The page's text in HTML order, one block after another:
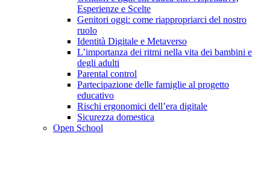
Esperienze e Scelte
Genitori oggi: come riappropriarci del nostro
ruolo
Identità Digitale e Metaverso
L’importanza dei ritmi nella vita dei bambini e
degli adulti
Parental control
Partecipazione delle famiglie al progetto
educativo
Rischi ergonomici dell’era digitale
Sicurezza domestica
Open School